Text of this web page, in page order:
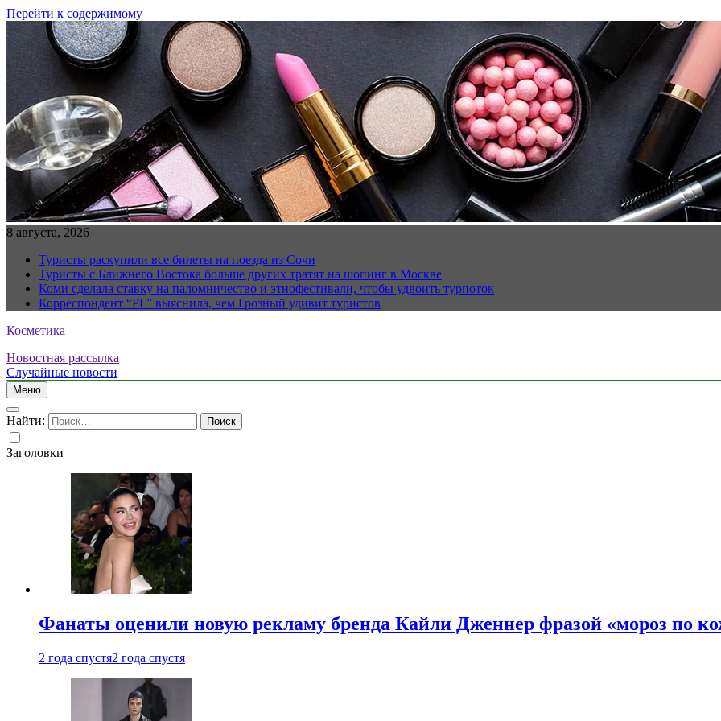
Перейти к содержимому
8 августа, 2026
Туристы раскупили все билеты на поезда из Сочи
Туристы с Ближнего Востока больше других тратят на шопинг в Москве
Коми сделала ставку на паломничество и этнофестивали, чтобы удвоить турпоток
Корреспондент “РГ” выяснила, чем Грозный удивит туристов
Косметика
Новостная рассылка
Случайные новости
Меню
Найти:
Заголовки
Фанаты оценили новую рекламу бренда Кайли Дженнер фразой «мороз по
2 года спустя2 года спустя